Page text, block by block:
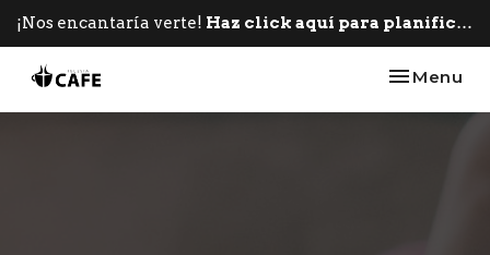
¡Nos encantaría verte! Haz click aquí para planificar tu primera visita.
Toggle
Menu